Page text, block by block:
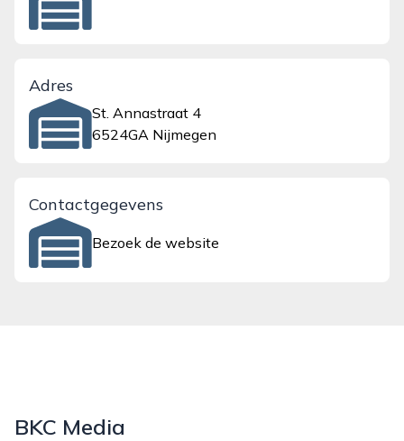
Adres
St. Annastraat 4
6524GA Nijmegen
Contactgegevens
Bezoek de website
BKC Media